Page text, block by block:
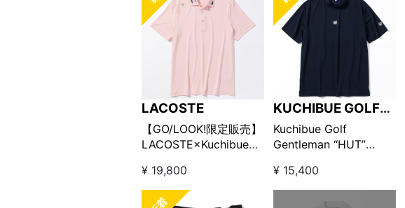
LACOSTE
【GO/LOOK!限定販売】
LACOSTE×Kuchibue
ムポロシャツ フラミン
ゴピンク
¥ 19,800
KUCHIBUE GOLF
GENTLEMAN
Kuchibue Golf
Gentleman “HUT”
ックネック ネイビー
【GO/LOOK!限定販売】
¥ 15,400